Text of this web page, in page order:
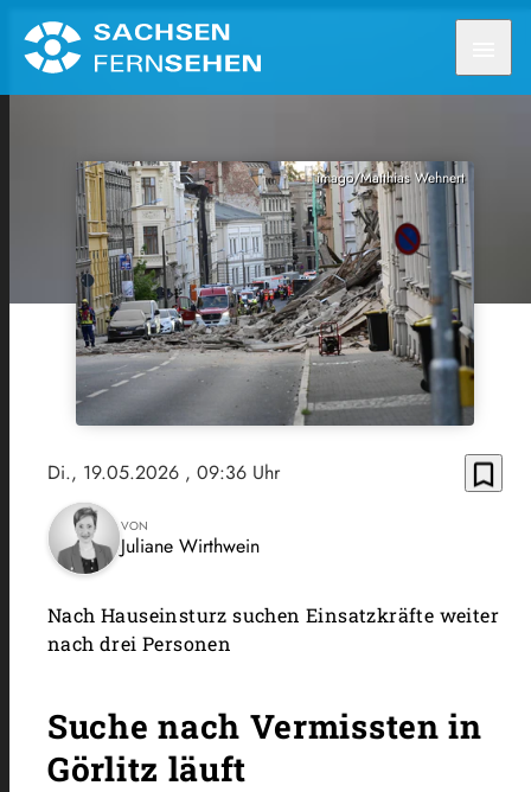
imago/Matthias Wehnert
Di., 19.05.2026 , 09:36 Uhr bookmark_border
VON
Juliane Wirthwein
Nach Hauseinsturz suchen Einsatzkräfte weiter
nach drei Personen
Suche nach Vermissten in
Görlitz läuft